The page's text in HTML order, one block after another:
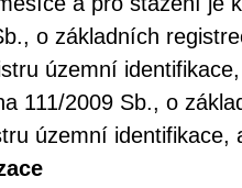
o základních
územní
111/2009 Sb., o
územní identifikace,